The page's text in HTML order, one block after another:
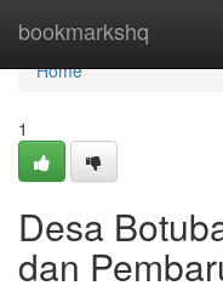
bookmarkshq
Home
Home
1
Desa
dan